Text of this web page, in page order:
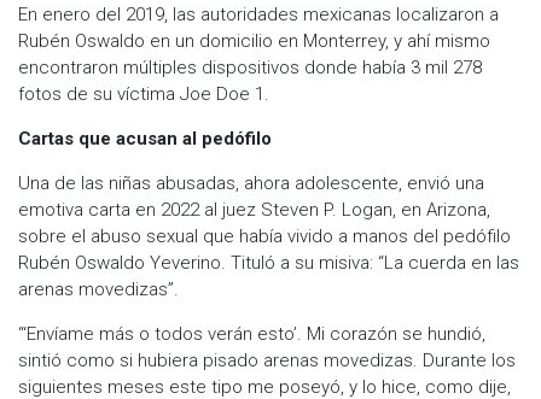
En enero del 2019, las autoridades mexicanas localizaron a
Rubén Oswaldo en un domicilio en Monterrey, y ahí mismo
encontraron múltiples dispositivos donde había 3 mil 278
fotos de su víctima Joe Doe 1.
Cartas que acusan al pedófilo
Una de las niñas abusadas, ahora adolescente, envió una
emotiva carta en 2022 al juez Steven P. Logan, en Arizona,
sobre el abuso sexual que había vivido a manos del pedófilo
Rubén Oswaldo Yeverino. Tituló a su misiva: “La cuerda en las
arenas movedizas”.
“‘Envíame más o todos verán esto’. Mi corazón se hundió,
sintió como si hubiera pisado arenas movedizas. Durante los
siguientes meses este tipo me poseyó, y lo hice, como dije,